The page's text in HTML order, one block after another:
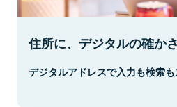
住所に、デジタルの確かさ
デジタルアドレスで入力も検索も